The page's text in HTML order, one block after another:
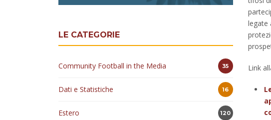
legate
Link
LE CATEGORIE
Community Football in the Media 35
Dati e Statistiche 16
Estero 120